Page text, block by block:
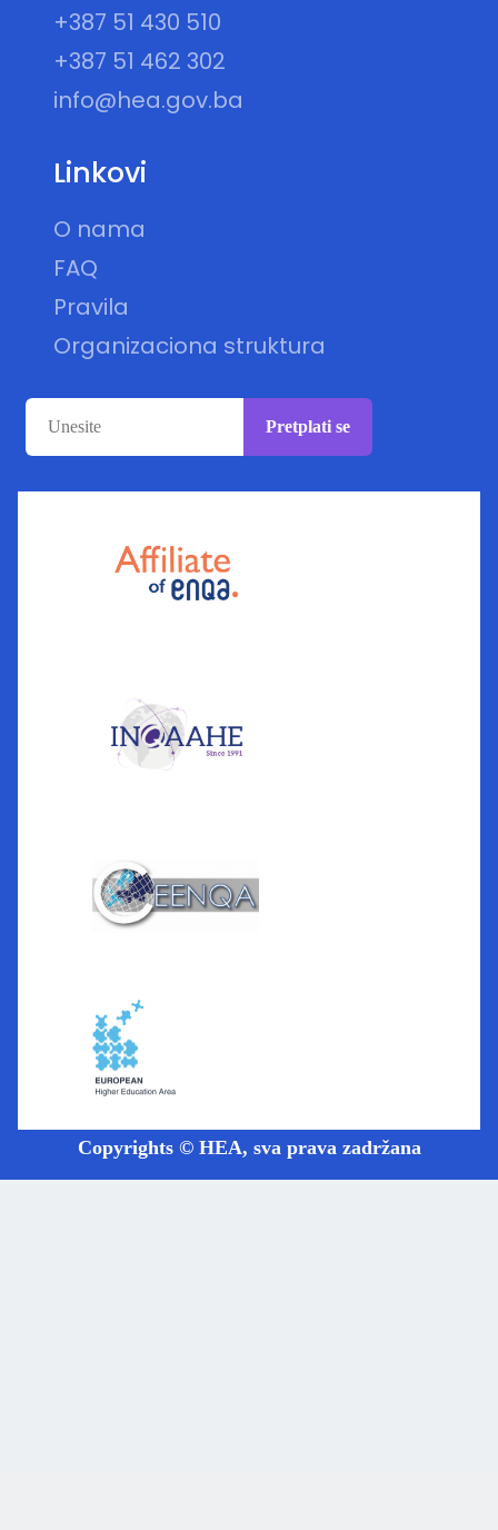
+387 51 430 510
+387 51 462 302
info@hea.gov.ba
Linkovi
O nama
FAQ
Pravila
Organizaciona struktura
Pretplati se
Copyrights © HEA, sva prava zadržana